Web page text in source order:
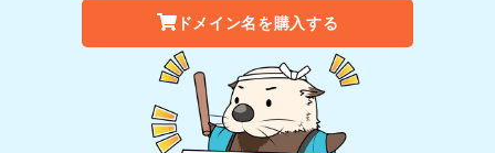
ドメイン名を購入する